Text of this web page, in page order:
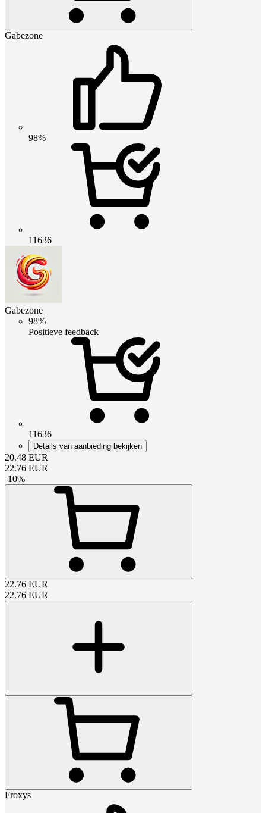
Gabezone
98%
11636
Gabezone
98%
Positieve feedback
11636
Details van aanbieding bekijken
20.48 EUR
22.76 EUR
-10%
22.76 EUR
22.76 EUR
Froxys